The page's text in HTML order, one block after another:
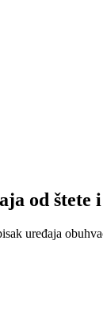
od štete
uređaja